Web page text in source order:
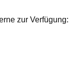
zur Verfügung: